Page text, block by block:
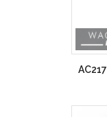
AC217